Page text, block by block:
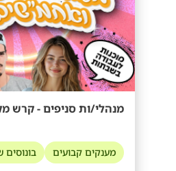
מנהלי/ות סניפים - קרש
מענקים קבועים בונוסים